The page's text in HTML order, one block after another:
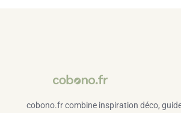
cobono.fr combine inspiration déco,